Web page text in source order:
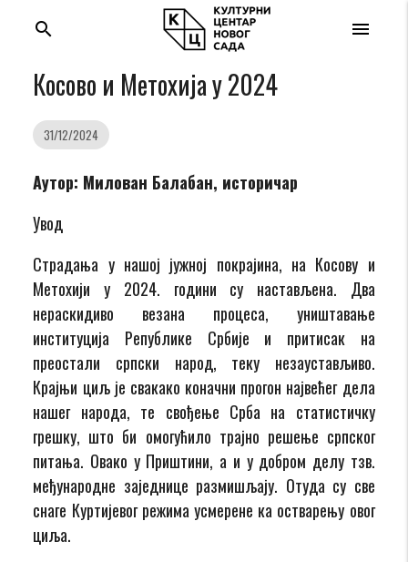
menu
search
Косово и Метохија у 2024
31/12/2024
Аутор: Милован Балабан, историчар
Увод
Страдања у нашој јужној покрајина, на Косову и
Метохији у 2024. години су настављена. Два
нераскидиво везана процеса, уништавање
институција Републике Србије и притисак на
преостали српски народ, теку незаустављиво.
Крајњи циљ је свакако коначни прогон највећег дела
нашег народа, те свођење Срба на статистичку
грешку, што би омогућило трајно решење српског
питања. Овако у Приштини, а и у добром делу тзв.
међународне заједнице размишљају. Отуда су све
снаге Куртијевог режима усмерене ка остварењу овог
циља.